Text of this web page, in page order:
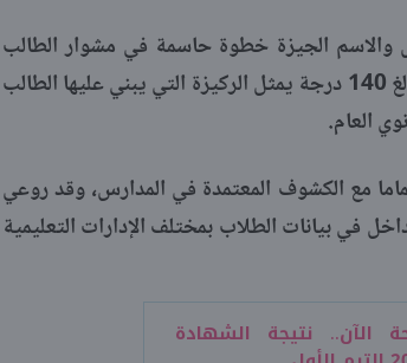
والاسم الجيزة خطوة حاسمة في مشوار الطالب
الدراسي، إذ إن مجموع درجات الفصل الدراسي الأول البالغ 140 درجة يمثل الركيزة التي يبني عليها الطالب
العام.
مع الكشوف المعتمدة في المدارس، وقد روعي
في بيانات الطلاب بمختلف الإدارات التعليمية
الآن.. نتيجة الشهادة